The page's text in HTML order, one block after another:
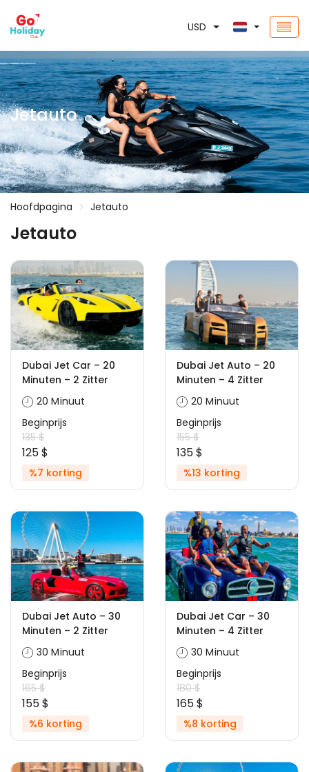
USD
Jetauto
Hoofdpagina Jetauto
Jetauto
Dubai Jet Car – 20
Minuten – 2 Zitter
20 Minuut
Beginprijs
135 $
125 $
%7 korting
Dubai Jet Auto – 20
Minuten – 4 Zitter
20 Minuut
Beginprijs
155 $
135 $
%13 korting
Dubai Jet Auto – 30
Minuten – 2 Zitter
30 Minuut
Beginprijs
165 $
155 $
%6 korting
Dubai Jet Car – 30
Minuten – 4 Zitter
30 Minuut
Beginprijs
180 $
165 $
%8 korting